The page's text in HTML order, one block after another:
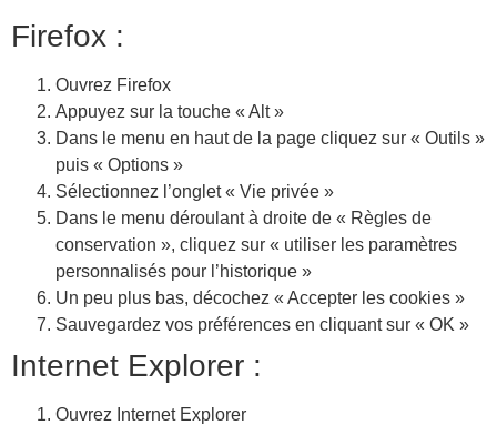
Firefox :
Ouvrez Firefox
Appuyez sur la touche « Alt »
Dans le menu en haut de la page cliquez sur « Outils »
puis « Options »
Sélectionnez l’onglet « Vie privée »
Dans le menu déroulant à droite de « Règles de
conservation », cliquez sur « utiliser les paramètres
personnalisés pour l’historique »
Un peu plus bas, décochez « Accepter les cookies »
Sauvegardez vos préférences en cliquant sur « OK »
Internet Explorer :
Ouvrez Internet Explorer